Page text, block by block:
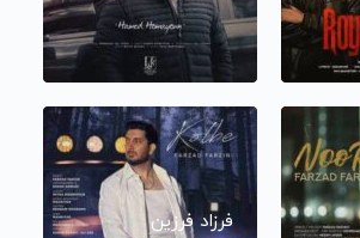
فرزاد فرزین